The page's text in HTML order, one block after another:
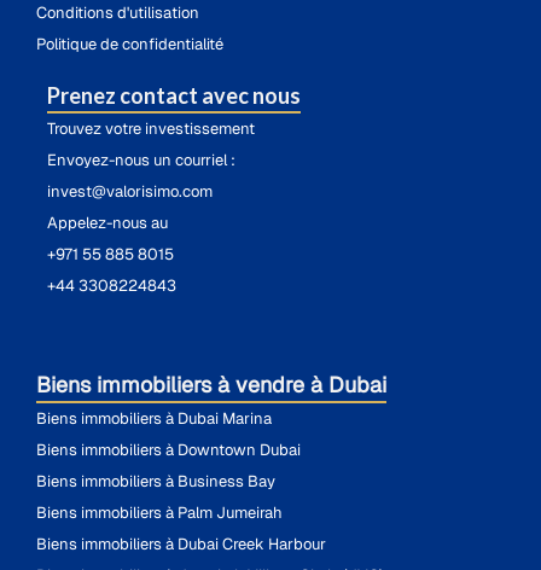
Conditions d'utilisation
Politique de confidentialité
Prenez contact avec nous
Trouvez votre investissement
Envoyez-nous un courriel :
invest@valorisimo.com
Appelez-nous au
+971 55 885 8015
+44 3308224843
Biens immobiliers à vendre à Dubai
Biens immobiliers à Dubai Marina
Biens immobiliers à Downtown Dubai
Biens immobiliers à Business Bay
Biens immobiliers à Palm Jumeirah
Biens immobiliers à Dubai Creek Harbour